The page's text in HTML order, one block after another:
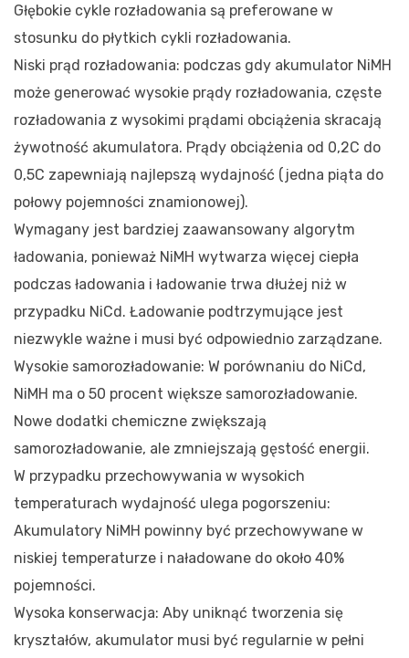
Głębokie cykle rozładowania są preferowane w
stosunku do płytkich cykli rozładowania.
Niski prąd rozładowania: podczas gdy akumulator NiMH
może generować wysokie prądy rozładowania, częste
rozładowania z wysokimi prądami obciążenia skracają
żywotność akumulatora. Prądy obciążenia od 0,2C do
0,5C zapewniają najlepszą wydajność (jedna piąta do
połowy pojemności znamionowej).
Wymagany jest bardziej zaawansowany algorytm
ładowania, ponieważ NiMH wytwarza więcej ciepła
podczas ładowania i ładowanie trwa dłużej niż w
przypadku NiCd. Ładowanie podtrzymujące jest
niezwykle ważne i musi być odpowiednio zarządzane.
Wysokie samorozładowanie: W porównaniu do NiCd,
NiMH ma o 50 procent większe samorozładowanie.
Nowe dodatki chemiczne zwiększają
samorozładowanie, ale zmniejszają gęstość energii.
W przypadku przechowywania w wysokich
temperaturach wydajność ulega pogorszeniu:
Akumulatory NiMH powinny być przechowywane w
niskiej temperaturze i naładowane do około 40%
pojemności.
Wysoka konserwacja: Aby uniknąć tworzenia się
kryształów, akumulator musi być regularnie w pełni